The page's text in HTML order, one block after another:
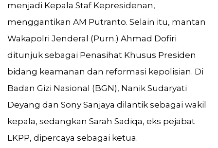
menjadi Kepala Staf Kepresidenan,
menggantikan AM Putranto. Selain itu, mantan
Wakapolri Jenderal (Purn.) Ahmad Dofiri
ditunjuk sebagai Penasihat Khusus Presiden
bidang keamanan dan reformasi kepolisian. Di
Badan Gizi Nasional (BGN), Nanik Sudaryati
Deyang dan Sony Sanjaya dilantik sebagai wakil
kepala, sedangkan Sarah Sadiqa, eks pejabat
LKPP, dipercaya sebagai ketua.